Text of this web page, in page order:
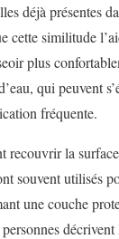
déjà présentes
cette similitude
plus
qui peuvent
fréquente.
recouvrir la
souvent utilisés
une couche